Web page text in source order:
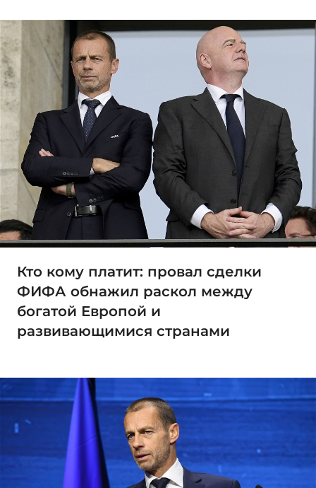
Кто кому платит: провал сделки
ФИФА обнажил раскол между
богатой Европой и
развивающимися странами